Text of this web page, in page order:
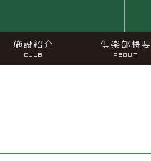
施設紹介
CLUB
倶楽部概要
ABOUT